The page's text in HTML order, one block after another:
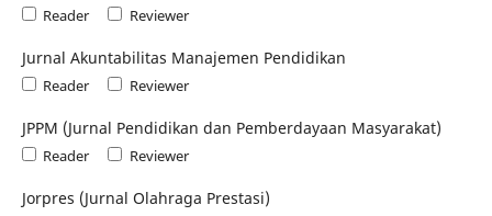
Reader Reviewer
Jurnal Akuntabilitas Manajemen Pendidikan
Reader Reviewer
JPPM (Jurnal Pendidikan dan Pemberdayaan Masyarakat)
Reader Reviewer
Jorpres (Jurnal Olahraga Prestasi)